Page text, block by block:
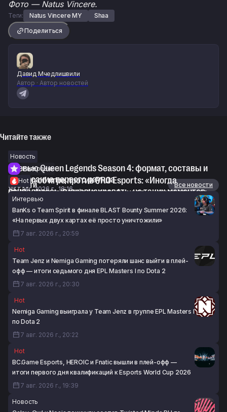
Фото — Natus Vincere.
Теги: Natus Vincere MY
Shaa
Поделиться
Давид Мчедлишвили
Автор · Автор новостей
Читайте также
Новость
Превью Queen Legends Season 4: формат, составы и
расписание первого раунда
7 авг. 2026 г., 18:16
Интервью
Shogun об игре против PRO Esports: «Иногда
приходилось импровизировать, но таких моментов
было не так много»
7 авг. 2026 г., 17:24
Hot
ONIC и Aurora Gaming в полуфинале — итоги второго
дня плей-офф Игр будущего 2026 по Mobile Legends:
Bang Bang
7 авг. 2026 г., 16:56
Новости
Все новости
Интервью
BanKs о Team Spirit в финале BLAST Bounty Summer 2026:
«На первых двух картах её просто уничтожили»
7 авг. 2026 г., 20:59
Hot
Team Jenz и Nemiga Gaming потеряли шанс выйти в плей-
офф — итоги седьмого дня EPL Masters I по Dota 2
7 авг. 2026 г., 20:30
Hot
Nemiga Gaming выиграла у Team Jenz в группе EPL Masters I
по Dota 2
7 авг. 2026 г., 20:22
Hot
BC.Game Esports, HEROIC и Fnatic вышли в плей-офф —
итоги первого дня квалификаций к Esports World Cup 2026
7 авг. 2026 г., 19:39
Новость